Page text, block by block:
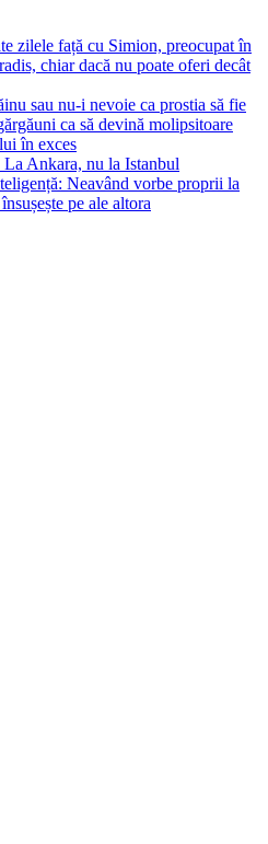
zilele față cu Simion, preocupat în
chiar dacă nu poate oferi decât
sau nu-i nevoie ca prostia să fie
ca să devină molipsitoare
în exces
Ankara, nu la Istanbul
Neavând vorbe proprii la
pe ale altora